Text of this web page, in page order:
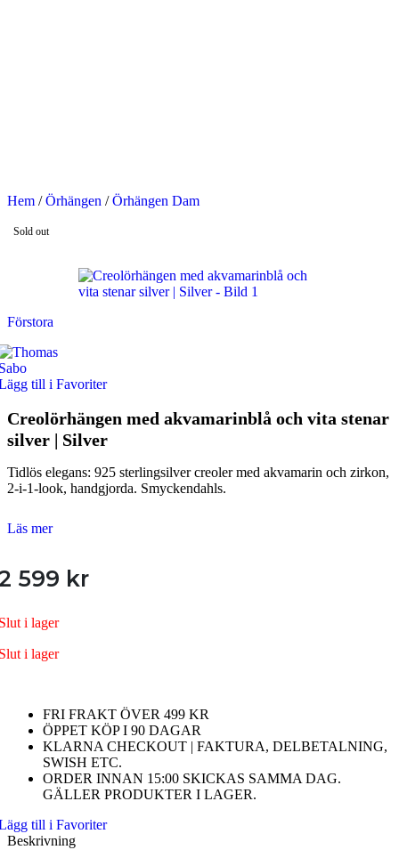
Hem / Örhängen / Örhängen Dam
Sold out
Förstora
till i Favoriter
Creolörhängen med akvamarinblå och vita stenar
silver | Silver
Tidlös elegans: 925 sterlingsilver creoler med akvamarin och zirkon,
2-i-1-look, handgjorda. Smyckendahls.
Läs mer
599 kr
i lager
i lager
FRI FRAKT ÖVER 499 KR
ÖPPET KÖP I 90 DAGAR
KLARNA CHECKOUT | FAKTURA, DELBETALNING,
SWISH ETC.
ORDER INNAN 15:00 SKICKAS SAMMA DAG.
GÄLLER PRODUKTER I LAGER.
till i Favoriter
Beskrivning